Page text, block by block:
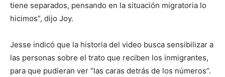
tiene separados, pensando en la situación migratoria lo
hicimos”, dijo Joy.
Jesse indicó que la historia del video busca sensibilizar a
las personas sobre el trato que reciben los inmigrantes,
para que pudieran ver “las caras detrás de los números”.